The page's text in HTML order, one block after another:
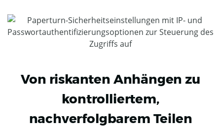
Von riskanten Anhängen zu
kontrolliertem,
nachverfolgbarem Teilen